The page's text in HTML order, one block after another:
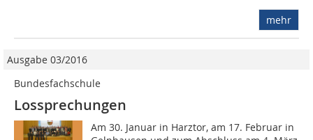
mehr
Ausgabe 03/2016
Bundesfachschule
Lossprechungen
Am 30. Januar in Harztor, am 17. Februar in